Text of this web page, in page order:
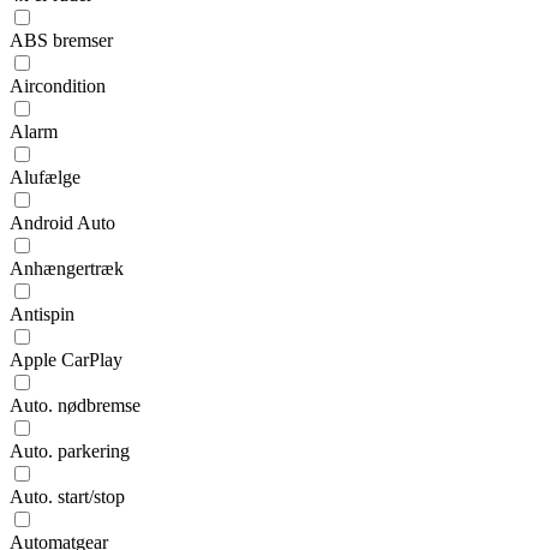
ABS bremser
Aircondition
Alarm
Alufælge
Android Auto
Anhængertræk
Antispin
Apple CarPlay
Auto. nødbremse
Auto. parkering
Auto. start/stop
Automatgear